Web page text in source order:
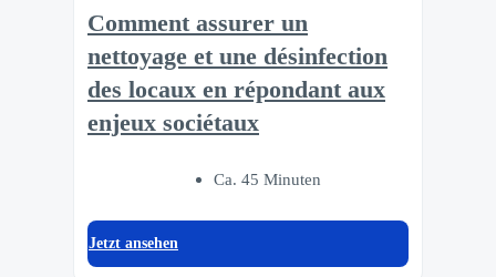
Comment assurer un
nettoyage et une désinfection
des locaux en répondant aux
enjeux sociétaux
Ca. 45 Minuten
Jetzt ansehen